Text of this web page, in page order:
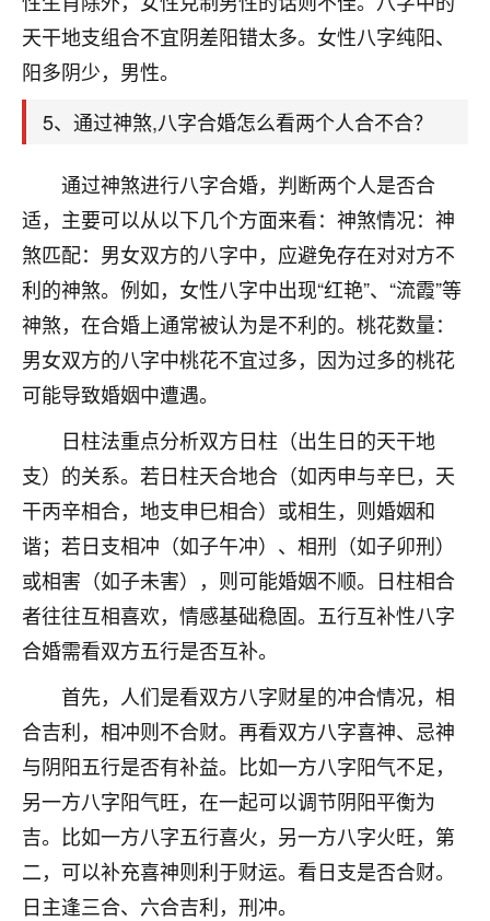
天干地支组合不宜阴差阳错太多。女性八字纯阳、
阳多阴少，男性。
5、通过神煞,八字合婚怎么看两个人合不合？
通过神煞进行八字合婚，判断两个人是否合
适，主要可以从以下几个方面来看：神煞情况：神
煞匹配：男女双方的八字中，应避免存在对对方不
利的神煞。例如，女性八字中出现“红艳”、“流霞”等
神煞，在合婚上通常被认为是不利的。桃花数量：
男女双方的八字中桃花不宜过多，因为过多的桃花
可能导致婚姻中遭遇。
日柱法重点分析双方日柱（出生日的天干地
支）的关系。若日柱天合地合（如丙申与辛巳，天
干丙辛相合，地支申巳相合）或相生，则婚姻和
谐；若日支相冲（如子午冲）、相刑（如子卯刑）
或相害（如子未害），则可能婚姻不顺。日柱相合
者往往互相喜欢，情感基础稳固。五行互补性八字
合婚需看双方五行是否互补。
首先，人们是看双方八字财星的冲合情况，相
合吉利，相冲则不合财。再看双方八字喜神、忌神
与阴阳五行是否有补益。比如一方八字阳气不足，
另一方八字阳气旺，在一起可以调节阴阳平衡为
吉。比如一方八字五行喜火，另一方八字火旺，第
二，可以补充喜神则利于财运。看日支是否合财。
日主逢三合、六合吉利，刑冲。
太岁还有一个发钱粮，本来年前的人事调整，拖到年
后，我以为都没戏了，结果开年一上班，开会提拔升
职第一个就是我，职务无所谓，主要是底薪加了
32
心心相印
我身体不太好，总是病病殃殃的，去检查又没什么大
问题，反正就是不舒服。中医西医看遍了，找不到问
题，后来无意中看到有人推荐慧来老师，跟老师聊过
之后，心情豁然开朗，也听老师建议，处理了一些因
果问题。今年以来，身体比以前好多，主要是心情好
了，老师说境随心转，现在深有体会了。
鹿森 ：是的，其实跟老师聊过之后，最大的感
触，首先就是心态会变好，万般皆是命，半点
不由人！
9
金白水清
我也想找老师看看，有没有人给个联系方式的啊？
鹿森 ：慧来老师微信：gjsy0624
1天前 来自江西 12
青春168
我也想要，我也想要！
2天前 来自山西 15
Jessica李